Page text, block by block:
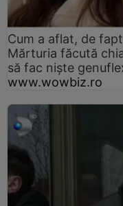
Cum a aflat, de
Mărturia făcută
să fac niște
www.wowbiz.ro